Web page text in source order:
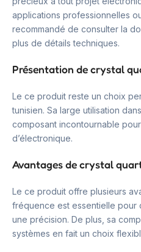
applications professionnelles
recommandé de consulter la
plus de détails techniques.
Présentation de crystal
Le ce produit reste un choix
tunisien. Sa large utilisation
composant incontournable
d’électronique.
Avantages de crystal
Le ce produit offre plusieurs
fréquence est essentielle pour
une précision. De plus, sa
systèmes en fait un choix